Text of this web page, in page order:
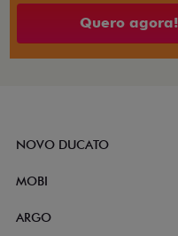
Quero agora!
NOVO DUCATO
MOBI
ARGO